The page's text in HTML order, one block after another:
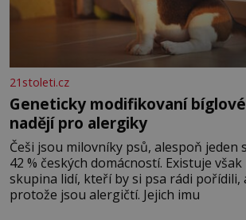
21stoleti.cz
Geneticky modifikovaní
nadějí pro alergiky
Češi jsou milovníky psů, alespoň jeden
42 % českých domácností. Existuje
skupina lidí, kteří by si psa rádi pořídili,
protože jsou alergičtí. Jejich imu